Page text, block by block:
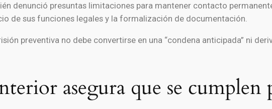
denunció presuntas limitaciones para mantener contacto
de sus funciones legales y la formalización de documentación.
preventiva no debe convertirse en una “condena anticipada” ni
asegura que se cumplen